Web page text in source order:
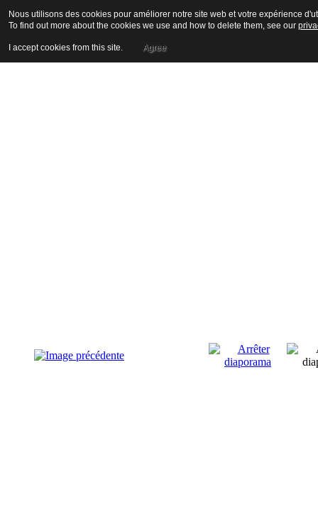
Nous utilisons des cookies pour améliorer notre site web et votre expérience
To find out more about the cookies we use and how to delete them, see our
I accept cookies from this site. Agree